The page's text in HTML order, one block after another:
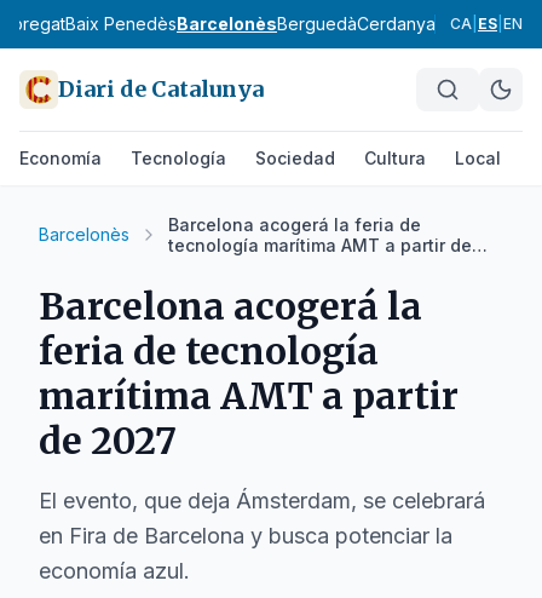
Baix PenedèsBarcelonèsBerguedàCerdanya Conca de
CA ES EN
Diari de Catalunya
Economía Tecnología Sociedad Cultura Local
Barcelonès
Barcelona acogerá la feria de
tecnología marítima AMT a partir de
Barcelona acogerá la
feria de tecnología
marítima AMT a partir
de 2027
El evento, que deja Ámsterdam, se celebrará
en Fira de Barcelona y busca potenciar la
economía azul.